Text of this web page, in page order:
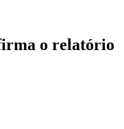
o relatório